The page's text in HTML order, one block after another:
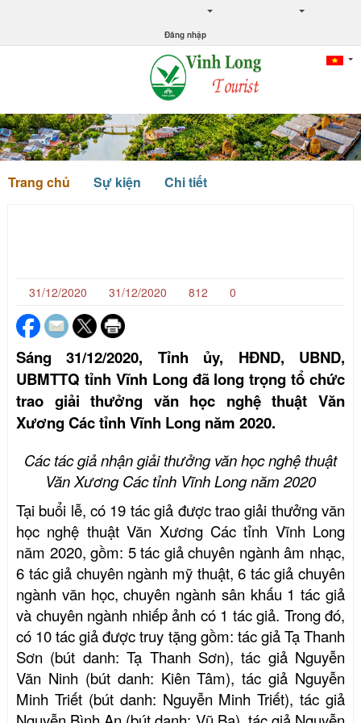
Đăng nhập
Trang chủ Sự kiện Chi tiết
31/12/2020 31/12/2020 812 0
Sáng 31/12/2020, Tỉnh ủy, HĐND, UBND,
UBMTTQ tỉnh Vĩnh Long đã long trọng tổ chức
trao giải thưởng văn học nghệ thuật Văn
Xương Các tỉnh Vĩnh Long năm 2020.
Các tác giả nhận giải thưởng văn học nghệ thuật
Văn Xương Các tỉnh Vĩnh Long năm 2020
Tại buổi lễ, có 19 tác giả được trao giải thưởng văn
học nghệ thuật Văn Xương Các tỉnh Vĩnh Long
năm 2020, gồm: 5 tác giả chuyên ngành âm nhạc,
6 tác giả chuyên ngành mỹ thuật, 6 tác giả chuyên
ngành văn học, chuyên ngành sân khấu 1 tác giả
và chuyên ngành nhiếp ảnh có 1 tác giả. Trong đó,
có 10 tác giả được truy tặng gồm: tác giả Tạ Thanh
Sơn (bút danh: Tạ Thanh Sơn), tác giả Nguyễn
Văn Ninh (bút danh: Kiên Tâm), tác giả Nguyễn
Minh Triết (bút danh: Nguyễn Minh Triết), tác giả